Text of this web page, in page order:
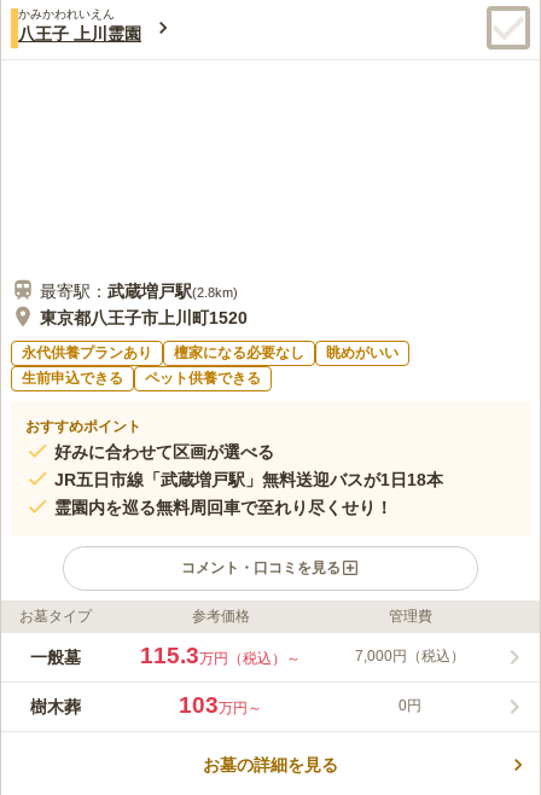
かみかわれいえん
八王子 上川霊園
最寄駅： 武蔵増戸駅(2.8km)
東京都八王子市上川町1520
永代供養プランあり 檀家になる必要なし
眺めがいい
生前申込できる
ペット供養できる
おすすめポイント
好みに合わせて区画が選べる
JR五日市線「武蔵増戸駅」無料送迎バスが1日18本
霊園内を巡る無料周回車で至れり尽くせり！
コメント・口コミを見る
ライフドット編集部のコメント
八王子市にある上川霊園は、西東京バス「上川霊園」バス停下車
した歴史ある霊園です。西東京エリアにあるため、抜群の自然環
境に恵まれています。また、エントランスを抜けるとすぐに、法
室、休憩室や会食室があり、法事の際に便利です。総面積22万㎡
お墓タイプ 参考価格 管理費
一般墓 115.3万円（税込）～ 7,000円（税込）
樹木葬 103万円～ 0円
お墓の詳細を見る